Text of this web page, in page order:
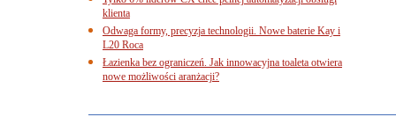
klienta
Odwaga formy, precyzja technologii. Nowe baterie Kay i
L20 Roca
Łazienka bez ograniczeń. Jak innowacyjna toaleta otwiera
nowe możliwości aranżacji?